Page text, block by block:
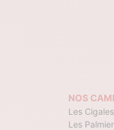
NOS
Les Cigales
Les